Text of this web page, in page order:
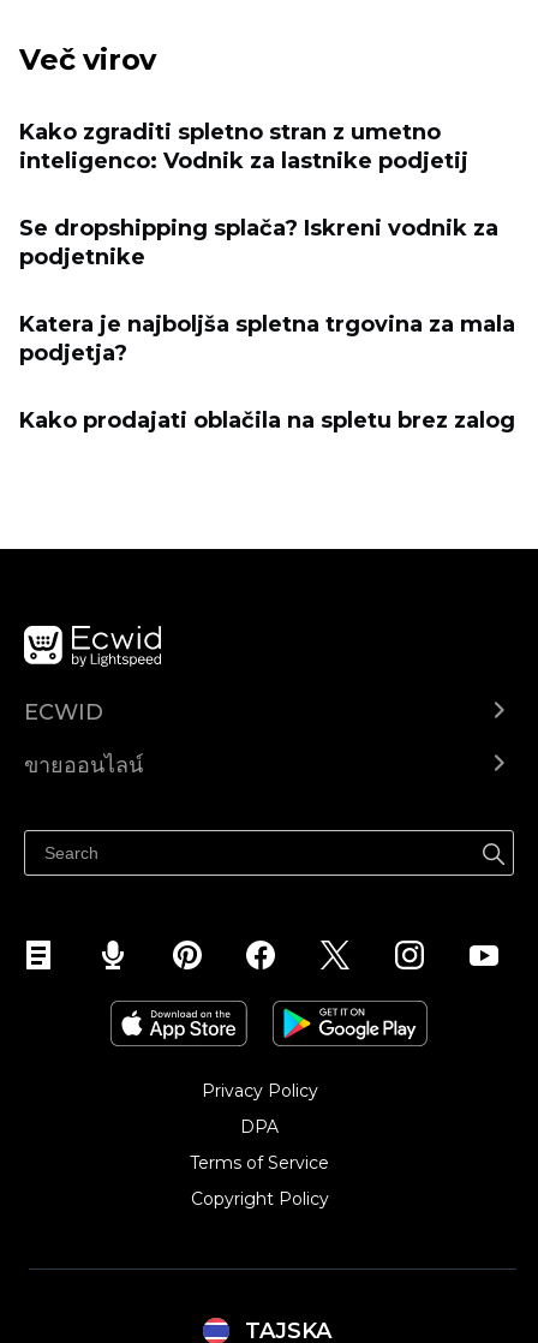
Več virov
Kako zgraditi spletno stran z umetno
inteligenco: Vodnik za lastnike podjetij
Se dropshipping splača? Iskreni vodnik za
podjetnike
Katera je najboljša spletna trgovina za mala
podjetja?
Kako prodajati oblačila na spletu brez zalog
ECWID
ราคา
ขายออนไลน์
ขายบนเฟสบุ๊ค
Privacy Policy
DPA
Terms of Service
Copyright Policy‎
TAJSKA